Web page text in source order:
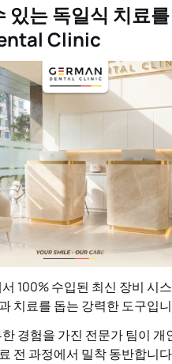
있는 독일식 치료
Clinic
100% 수입된 최신 장비 시
치료를 돕는 강력한 도구입
경험을 가진 전문가 팀이 개
전 과정에서 밀착 동반합니